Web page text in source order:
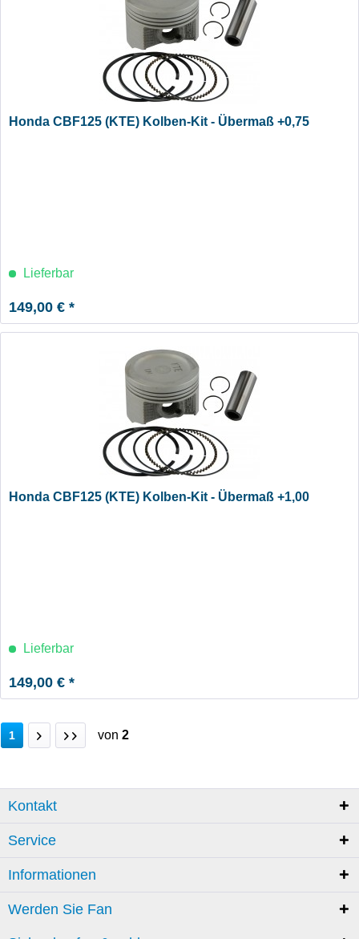
Honda CBF125 (KTE) Kolben-Kit - Übermaß +0,75
Lieferbar
149,00 € *
Honda CBF125 (KTE) Kolben-Kit - Übermaß +1,00
Lieferbar
149,00 € *
1 von 2
Kontakt
Service
Informationen
Werden Sie Fan